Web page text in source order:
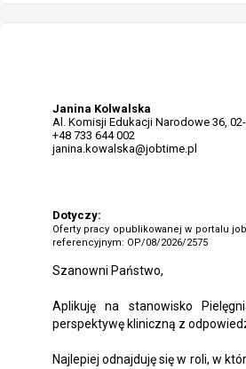
Janina Kolwalska
Al. Komisji Edukacji Narodowe 36,
+48 733 644 002
janina.kowalska@jobtime.pl
Dotyczy:
Oferty pracy opublikowanej w portalu
referencyjnym: OP/08/2026/2575
Szanowni Państwo,
Aplikuję na stanowisko
perspektywę kliniczną z
Najlepiej odnajduję się w roli, w